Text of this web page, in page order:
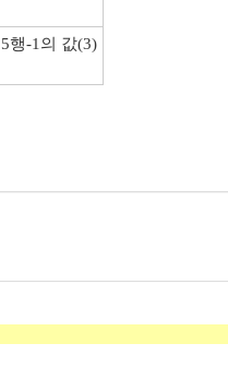
행-1의 값(3)